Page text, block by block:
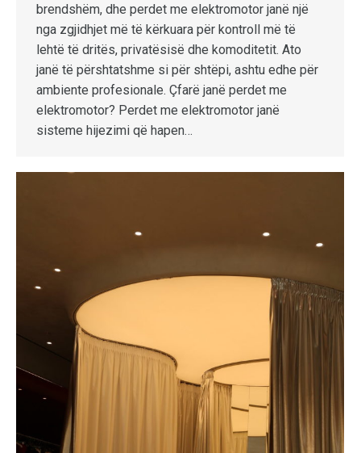
brendshëm, dhe perdet me elektromotor janë një
nga zgjidhjet më të kërkuara për kontroll më të
lehtë të dritës, privatësisë dhe komoditetit. Ato
janë të përshtatshme si për shtëpi, ashtu edhe për
ambiente profesionale. Çfarë janë perdet me
elektromotor? Perdet me elektromotor janë
sisteme hijezimi që hapen…